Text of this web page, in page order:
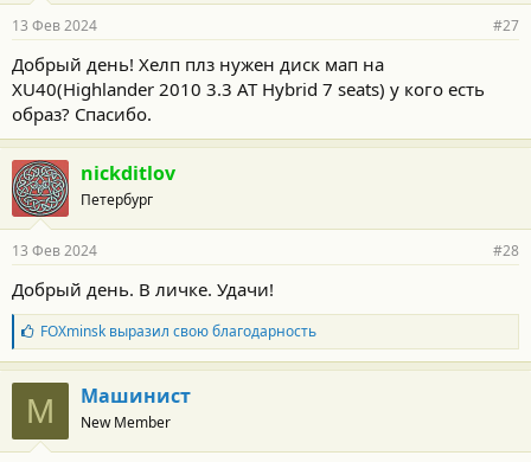
н
о
с
т
и
13 Фев 2024 #27
Добрый день! Хелп плз нужен диск мап на
XU40(Highlander 2010 3.3 AT Hybrid 7 seats) у кого есть
образ? Спасибо.
nickditlov
Петербург
13 Фев 2024 #28
Добрый день. В личке. Удачи!
Б
л
а
г
о
д
а
FOXminskвыразил свою благодарность
М Машинист
New Member